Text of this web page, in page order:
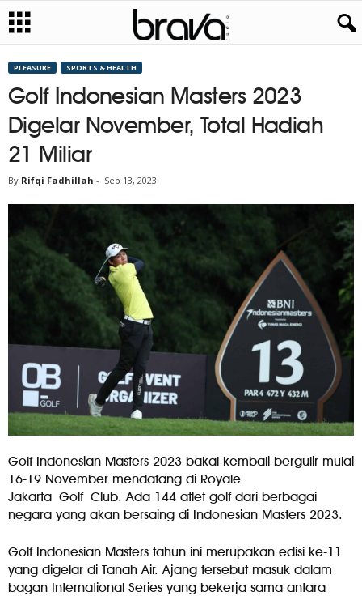
PLEASURE SPORTS & HEALTH
Golf Indonesian Masters 2023
Digelar November, Total Hadiah
21 Miliar
By Rifqi Fadhillah - Sep 13, 2023
Golf Indonesian Masters 2023 bakal kembali bergulir mulai
16-19 November mendatang di Royale
Jakarta GolfClub. Ada 144 atlet golf dari berbagai
negara yang akan bersaing di Indonesian Masters 2023.
Golf Indonesian Masters tahun ini merupakan edisi ke-11
yang digelar di Tanah Air. Ajang tersebut masuk dalam
bagan International Series yang bekerja sama antara